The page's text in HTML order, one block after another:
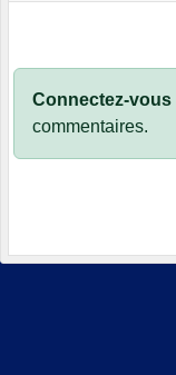
Connectez-vous
commentaires.